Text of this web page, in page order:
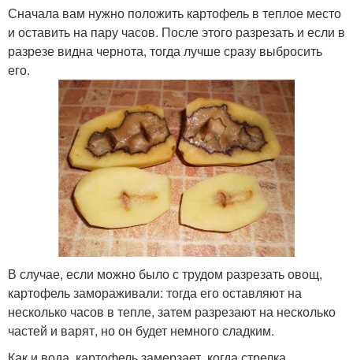
Сначала вам нужно положить картофель в теплое место
и оставить на пару часов. После этого разрезать и если в
разрезе видна чернота, тогда лучше сразу выбросить
его.
В случае, если можно было с трудом разрезать овощ,
картофель замораживали: тогда его оставляют на
несколько часов в тепле, затем разрезают на несколько
частей и варят, но он будет немного сладким.